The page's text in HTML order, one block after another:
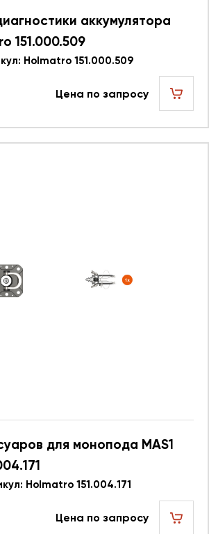
аккумулятора
151.000.509
Holmatro 151.000.509
Цена по запросу
для монопода MAS1
Holmatro 151.004.171
Цена по запросу